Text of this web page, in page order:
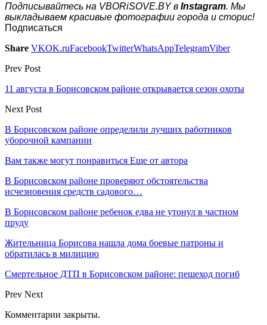
Подписывайтесь на VBORiSOVE.BY в Instagram. Мы
выкладываем красивые фотографии города и сторис!
Подписаться
Share VKOK.ruFacebookTwitterWhatsAppTelegramViber
Prev Post
11 августа в Борисовском районе открывается сезон охоты
Next Post
В Борисовском районе определили лучших работников
уборочной кампании
Вам также могут понравиться Еще от автора
В Борисовском районе проверяют обстоятельства
исчезновения средств садового…
В Борисовском районе ребенок едва не утонул в частном
пруду
Жительница Борисова нашла дома боевые патроны и
обратилась в милицию
Смертельное ДТП в Борисовском районе: пешеход погиб
Prev Next
Комментарии закрыты.